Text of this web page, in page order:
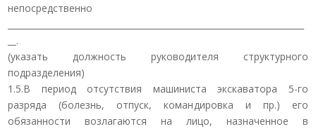
непосредственно
__.
(указать должность руководителя структурного
подразделения)
1.5.В период отсутствия машиниста экскаватора 5-го
разряда (болезнь, отпуск, командировка и пр.) его
обязанности возлагаются на лицо, назначенное в